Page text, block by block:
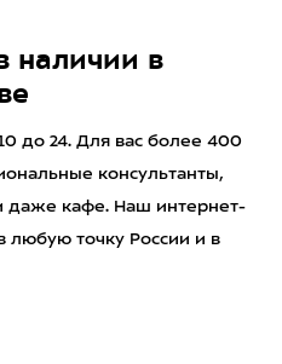
наличии в
до 24. Для вас более 400
консультанты,
даже кафе. Наш интернет-
любую точку России и в